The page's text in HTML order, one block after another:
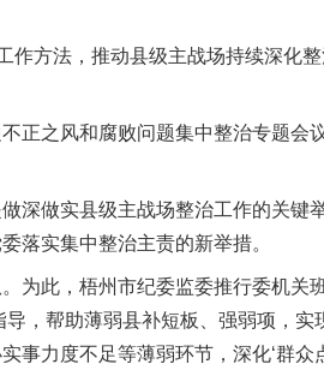
方法，推动县级主战场持续深化
之风和腐败问题集中整治专题会
做实县级主战场整治工作的关键
落实集中整治主责的新举措。
此，梧州市纪委监委推行委机关
导，帮助薄弱县补短板、强弱项，
事力度不足等薄弱环节，深化‘群众